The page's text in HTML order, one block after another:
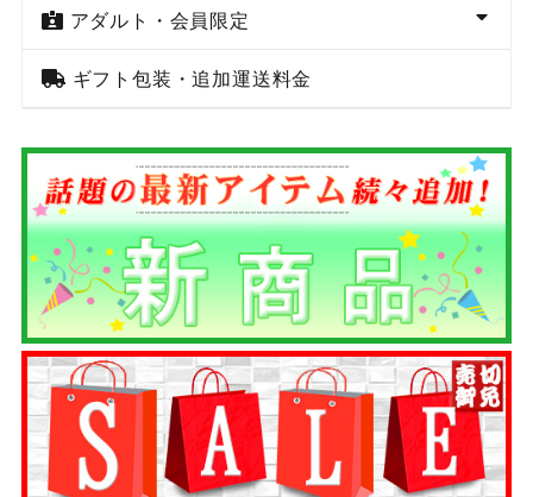
アダルト・会員限定
ギフト包装・追加運送料金